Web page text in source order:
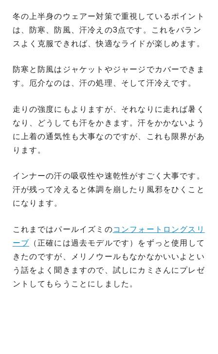
冬の上半身のウェアー対策で重視しているポイント
は、防寒、防風、汗冷えの3点です。これをバラン
スよく克服できれば、快適なライドが楽しめます。
防寒と防風はジャケットやジャージでカバーできま
す。厄介なのは、汗の処理、そして汗冷えです。
走りの強度にもよりますが、それなりに走れば暑く
なり、どうしても汗をかきます。汗をかかないよう
に上着の通気性も大事なのですが、これも限界があ
ります。
インナーの汗の吸収性や速乾性がすごく大事です。
汗が残って冷えると体調を崩したり風邪をひくこと
になります。
これまではパールイズミのコンフォートロングスリ
ーブ （正確には過去モデルです）をずっと使用して
きたのですが、メリノウールもなかなかいいよとい
う話をよく聞きますので、試しにカミさんにプレゼ
ントしてもらうことにしました。